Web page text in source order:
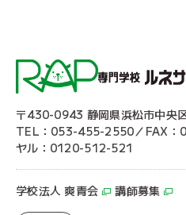
〒430-0943 静岡県浜松市中央
TEL：053-455-2550／FAX：
ヤル：0120-512-521
学校法人 爽青会 講師募集